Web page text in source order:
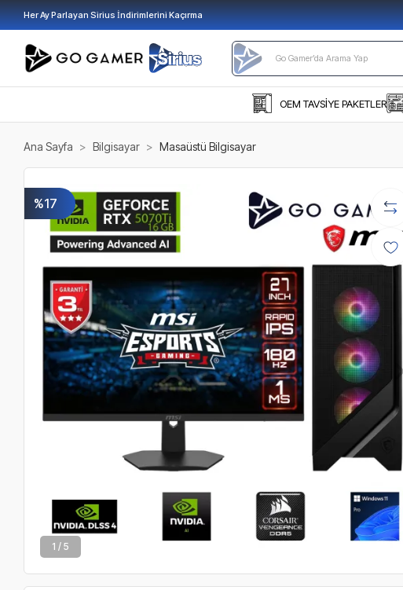
Her Ay Parlayan Sirius İndirimlerini Kaçırma
OEM TAVSİYE PAKETLER
Ana Sayfa Bilgisayar Masaüstü Bilgisayar
%17
2 / 5